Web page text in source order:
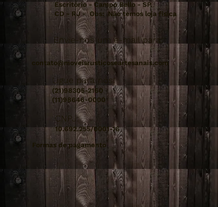
Escritório - Campo Bello - SP.
CD - RJ - Obs: Não temos loja fisica
Envie-nos um e-mail para:
contato@moveisrusticoseartesanais.com
Ligue para nós:
(21)98305-2160
(11)98646-0000
CNPJ:
10.692.255/0001-16
Formas de pagamento